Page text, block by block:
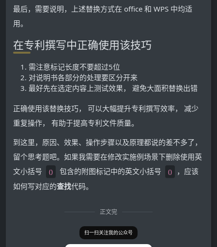
最后，需要说明，上述替换方式在 office 和 WPS 中均适
用。
在专利撰写中正确使用该技巧
需注意标记长度不要超过5位
对说明书各部分的处理要区分开来
最好先在选定内容上测试效果， 避免大面积替换出错
正确使用该替换技巧， 可以大幅提升专利撰写效率， 减少
重复操作， 有助于提高专利文件质量。
到这里，原因、效果、操作步骤以及原理都说的差不多了，
留个思考题吧。如果我需要在修改实施例场景下删除使用英
文小括号
() 包含的附图标记中的英文小括号 ()
，应该
如何写对应的查找代码。
正文完
扫一扫关注我的公众号